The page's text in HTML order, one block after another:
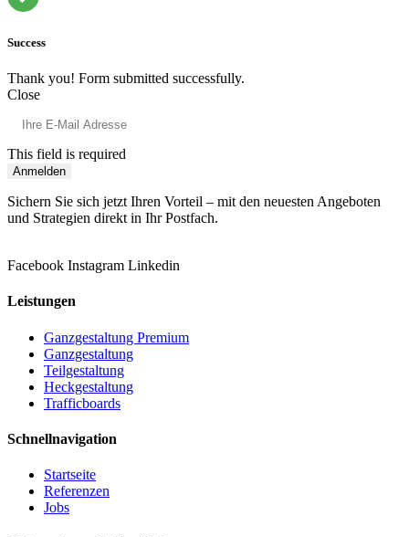
Success
Thank you! Form submitted successfully.
Close
This field is required
Anmelden
Sichern Sie sich jetzt Ihren Vorteil – mit den neuesten Angeboten
und Strategien direkt in Ihr Postfach.
Facebook Instagram Linkedin
Leistungen
Ganzgestaltung Premium
Ganzgestaltung
Teilgestaltung
Heckgestaltung
Trafficboards
Schnellnavigation
Startseite
Referenzen
Jobs